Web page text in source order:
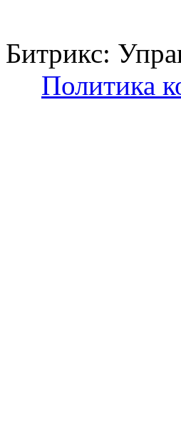
Битрикс:
Политика